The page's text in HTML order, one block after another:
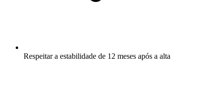
Respeitar a estabilidade de 12 meses após a alta